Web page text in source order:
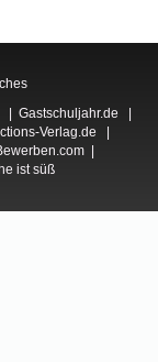
| Gastschuljahr.de |
Verlag.de |
|
ist süß